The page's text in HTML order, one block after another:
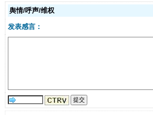
舆情/呼声/维权
发表感言：